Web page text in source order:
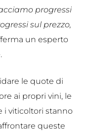
progressi
sul prezzo,
un esperto
le quote di
ai propri vini, le
i viticoltori stanno
queste